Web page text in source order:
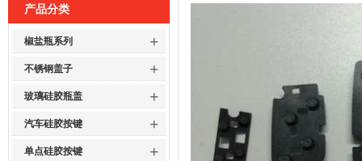
产品分类
椒盐瓶系列 +
不锈钢盖子 +
玻璃硅胶瓶盖 +
汽车硅胶按键 +
单点硅胶按键 +